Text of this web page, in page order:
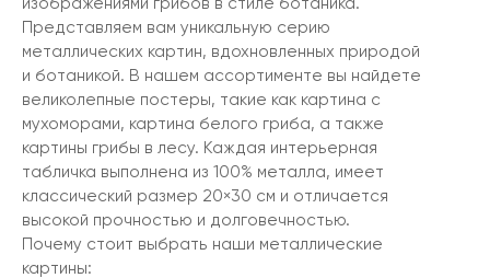
изображениями грибов в стиле ботаника.
Представляем вам уникальную серию
металлических картин, вдохновленных природой
и ботаникой. В нашем ассортименте вы найдете
великолепные постеры, такие как картина с
мухоморами, картина белого гриба, а также
картины грибы в лесу. Каждая интерьерная
табличка выполнена из 100% металла, имеет
классический размер 20×30 см и отличается
высокой прочностью и долговечностью.
Почему стоит выбрать наши металлические
картины: